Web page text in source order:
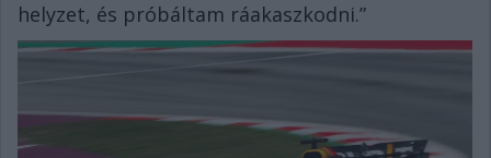
helyzet, és próbáltam ráakaszkodni.”